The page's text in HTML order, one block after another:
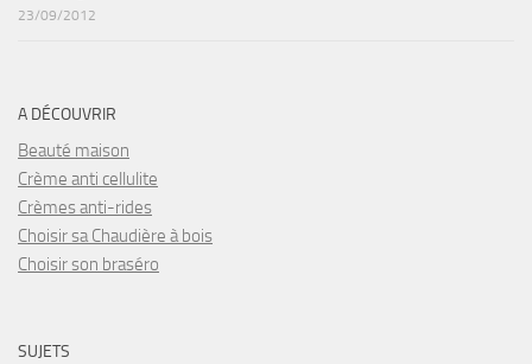
23/09/2012
A DÉCOUVRIR
Beauté maison
Crème anti cellulite
Crèmes anti-rides
Choisir sa Chaudière à bois
Choisir son braséro
SUJETS